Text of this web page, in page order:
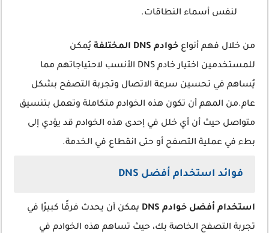
لنفس أسماء النطاقات.
من خلال فهم أنواع خوادم DNS المختلفة
يُمكن
للمستخدمين اختيار خادم DNS الأنسب لاحتياجاتهم مما
يُساهم في تحسين سرعة الاتصال وتجربة التصفح بشكل
عام.من المهم أن تكون هذه الخوادم متكاملة وتعمل بتنسيق
متواصل حيث أن أي خلل في إحدى هذه الخوادم قد يؤدي إلى
بطء في عملية التصفح أو حتى انقطاع في الخدمة.
فوائد استخدام أفضل DNS
استخدام أفضل خوادم DNS
يمكن أن يحدث فرقًا كبيرًا في
تجربة التصفح الخاصة بك، حيث تساهم هذه الخوادم في